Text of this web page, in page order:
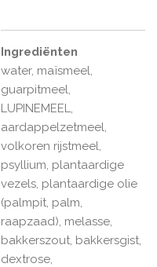
Ingrediënten
water, maïsmeel,
guarpitmeel,
LUPINEMEEL,
aardappelzetmeel,
volkoren rijstmeel,
psyllium, plantaardige
vezels, plantaardige olie
(palmpit, palm,
raapzaad), melasse,
bakkerszout, bakkersgist,
dextrose,